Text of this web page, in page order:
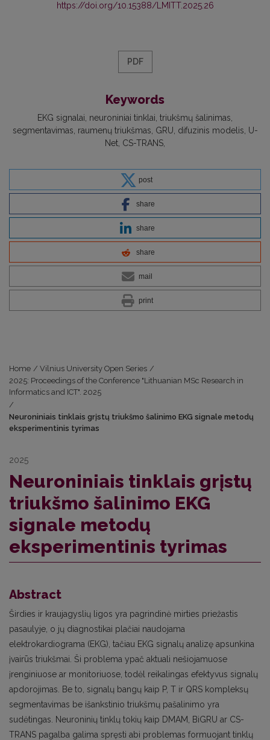
https://doi.org/10.15388/LMITT.2025.26
PDF
Keywords
EKG signalai neuroniniai tinklai triukšmų šalinimas
segmentavimas raumenų triukšmas GRU difuzinis modelis U-
Net CS-TRANS
post
share
share
share
mail
print
Home / Vilnius University Open Series /
2025: Proceedings of the Conference "Lithuanian MSc Research in
Informatics and ICT". 2025
/
Neuroniniais tinklais grįstų triukšmo šalinimo EKG signale metodų
eksperimentinis tyrimas
2025
Neuroniniais tinklais grįstų
triukšmo šalinimo EKG
signale metodų
eksperimentinis tyrimas
Abstract
Širdies ir kraujagyslių ligos yra pagrindinė mirties priežastis
pasaulyje, o jų diagnostikai plačiai naudojama
elektrokardiograma (EKG), tačiau EKG signalų analizę apsunkina
įvairūs triukšmai. Ši problema ypač aktuali nešiojamuose
įrenginiuose ar monitoriuose, todėl reikalingas efektyvus signalų
apdorojimas. Be to, signalų bangų kaip P, T ir QRS kompleksų
segmentavimas be išankstinio triukšmų pašalinimo yra
sudėtingas. Neuroninių tinklų tokių kaip DMAM, BiGRU ar CS-
TRANS pagalba galima spręsti abi problemas formuojant tinklų